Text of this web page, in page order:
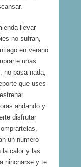
llevar
no sufran,
en verano
unas
no pasa nada,
que uses
andando y
disfrutar
un número
la calor y las
hincharse y te